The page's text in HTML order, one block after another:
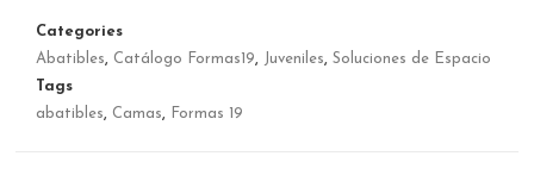
Categories
Abatibles, Catálogo Formas19, Juveniles, Soluciones de Espacio
Tags
abatibles, Camas, Formas 19